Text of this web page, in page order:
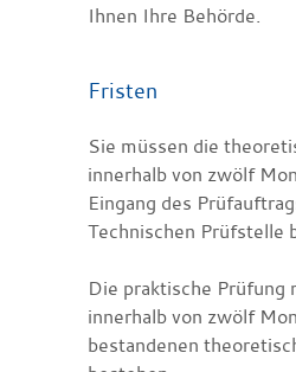
Ihnen Ihre Behörde.
Fristen
Sie müssen die
innerhalb von zwölf
Eingang des
Technischen Prüfstelle
Die praktische Prüfung
innerhalb von zwölf
bestandenen